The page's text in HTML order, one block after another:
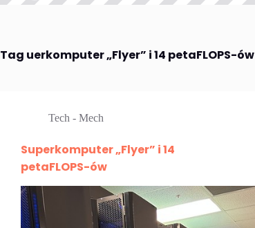
Tag uerkomputer „Flyer” i 14 petaFLOPS-ów
Tech - Mech
Superkomputer „Flyer” i 14
petaFLOPS-ów